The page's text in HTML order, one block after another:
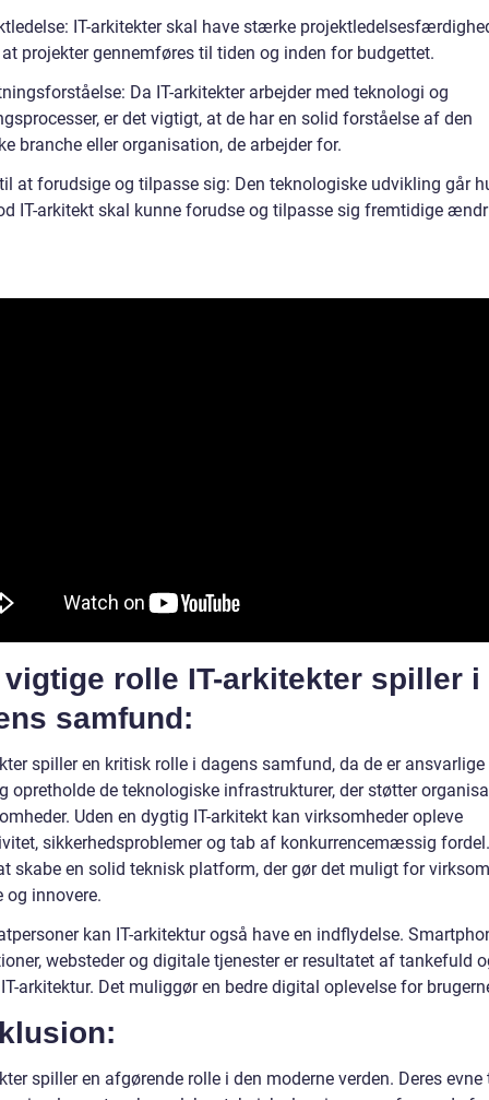
IT-arkitekter skal have stærke
projekter gennemføres til tiden og inden for budgettet.
Da IT-arkitekter arbejder med teknologi og
er det vigtigt, at de har en solid forståelse af den
branche eller organisation, de arbejder for.
at forudsige og tilpasse sig: Den teknologiske udvikling går
IT-arkitekt skal kunne forudse og tilpasse sig fremtidige
vigtige rolle IT-arkitekter spiller i
samfund:
spiller en kritisk rolle i dagens samfund, da de er
opretholde de teknologiske infrastrukturer, der støtter
Uden en dygtig IT-arkitekt kan virksomheder opleve
sikkerhedsproblemer og tab af konkurrencemæssig
skabe en solid teknisk platform, der gør det muligt for
og innovere.
kan IT-arkitektur også have en indflydelse.
websteder og digitale tjenester er resultatet af tankefuld
arkitektur. Det muliggør en bedre digital oplevelse for
spiller en afgørende rolle i den moderne verden. Deres evne